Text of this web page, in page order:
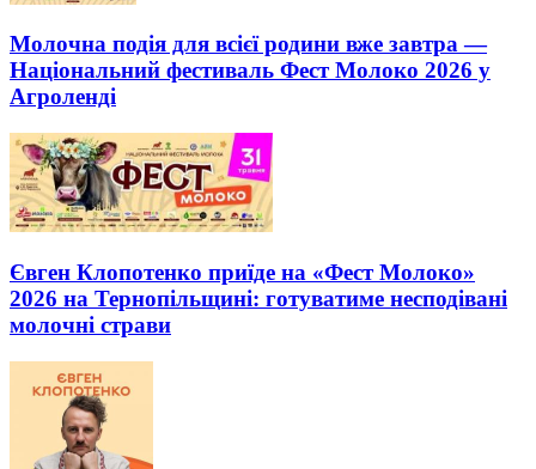
Молочна подія для всієї родини вже завтра —
Національний фестиваль Фест Молоко 2026 у
Агроленді
Євген Клопотенко приїде на «Фест Молоко»
2026 на Тернопільщині: готуватиме несподівані
молочні страви